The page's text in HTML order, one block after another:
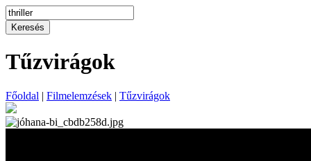
Keresés
Tűzvirágok
Főoldal | Filmelemzések | Tűzvirágok